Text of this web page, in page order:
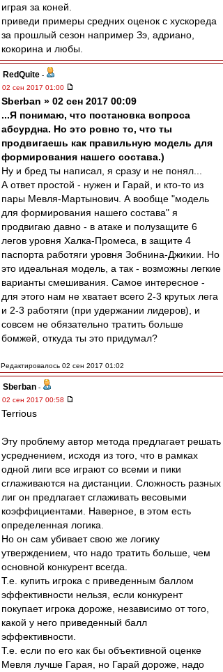
играя за коней.
приведи примеры средних оценок с хускореда
за прошлый сезон например Зэ, адриано,
кокорина и любы.
RedQuite -
02 сен 2017 01:00
Sberban » 02 сен 2017 00:09
...Я понимаю, что постановка вопроса
абсурдна. Но это ровно то, что ты
продвигаешь как правильную модель для
формирования нашего состава.)
Ну и бред ты написал, я сразу и не понял...
А ответ простой - нужен и Гарай, и кто-то из
пары Мевля-Мартынович. А вообще "модель
для формирования нашего состава" я
продвигаю давно - в атаке и полузащите 6
легов уровня Халка-Промеса, в защите 4
паспорта работяги уровня Зобнина-Джикии. Но
это идеальная модель, а так - возможны легкие
варианты смешивания. Самое интересное -
для этого нам не хватает всего 2-3 крутых лега
и 2-3 работяги (при удержании лидеров), и
совсем не обязательно тратить больше
бомжей, откуда ты это придумал?
Редактировалось 02 сен 2017 01:02
Sberban -
02 сен 2017 00:58
Terrious
Эту проблему автор метода предлагает решать
усреднением, исходя из того, что в рамках
одной лиги все играют со всеми и пики
сглаживаются на дистанции. Сложность разных
лиг он предлагает сглаживать весовыми
коэффициентами. Наверное, в этом есть
определенная логика.
Но он сам убивает свою же логику
утверждением, что надо тратить больше, чем
основной конкурент всегда.
Т.е. купить игрока с приведенным баллом
эффективности нельзя, если конкурент
покупает игрока дороже, независимо от того,
какой у него приведенный балл
эффективности.
Т.е. если по его как бы объективной оценке
Мевля лучше Гарая, но Гарай дороже, надо